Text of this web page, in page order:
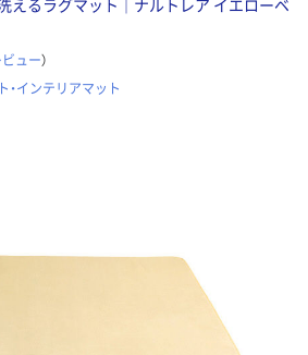
えるラグマット｜ナルトレア イエローベ
ュー）
・インテリアマット